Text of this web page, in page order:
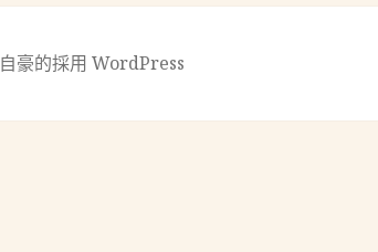
自豪的採用 WordPress